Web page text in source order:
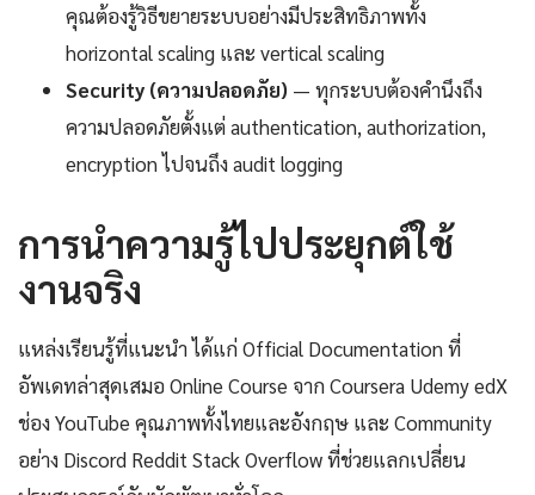
คุณต้องรู้วิธีขยายระบบอย่างมีประสิทธิภาพทั้ง
horizontal scaling และ vertical scaling
Security (ความปลอดภัย) — ทุกระบบต้องคำนึงถึง
ความปลอดภัยตั้งแต่ authentication, authorization,
encryption ไปจนถึง audit logging
การนำความรู้ไปประยุกต์ใช้
งานจริง
แหล่งเรียนรู้ที่แนะนำ ได้แก่ Official Documentation ที่
อัพเดทล่าสุดเสมอ Online Course จาก Coursera Udemy edX
ช่อง YouTube คุณภาพทั้งไทยและอังกฤษ และ Community
อย่าง Discord Reddit Stack Overflow ที่ช่วยแลกเปลี่ยน